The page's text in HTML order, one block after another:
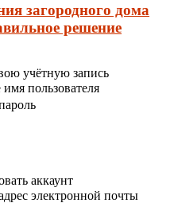
загородного дома
решение
учётную запись
пользователя
аккаунт
электронной почты